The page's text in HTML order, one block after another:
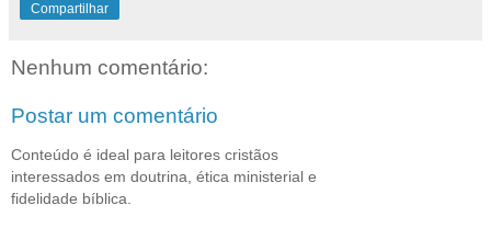
Compartilhar
Nenhum comentário:
Postar um comentário
Conteúdo é ideal para leitores cristãos
interessados em doutrina, ética ministerial e
fidelidade bíblica.